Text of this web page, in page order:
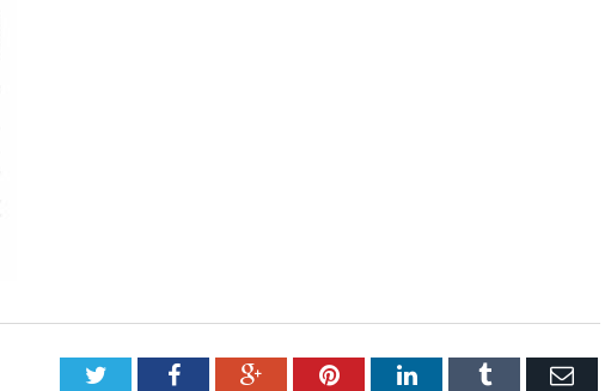
TwitterFacebookGoogle+PinterestLinkedInTumblr